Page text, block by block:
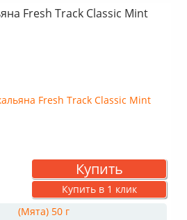
Fresh Track Classic Mint
Купить
Купить в 1 клик